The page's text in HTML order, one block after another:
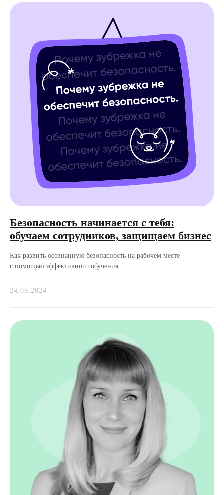
Безопасность начинается с тебя:
обучаем сотрудников, защищаем бизнес
Как развить осознанную безопасность на рабочем месте
с помощью эффективного обучения
24.09.2024